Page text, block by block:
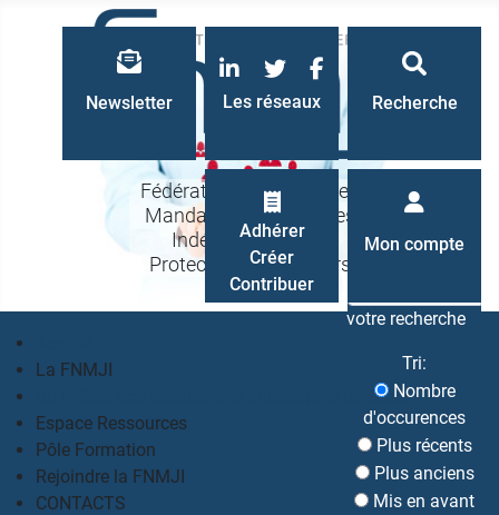
Fédération Nationale des
Mandataires Judiciaires
Indépendants à la
Protection des Majeurs
La FNMJI
Un métier, des valeurs, une philosophie partagés
Espace Ressources
Pôle Formation
Rejoindre la FNMJI
CONTACTS
Recherche
Recherche
votre recherche
Tri:
Nombre
d'occurences
Plus récents
Plus anciens
Mis en avant
Les réseaux
LinkedInTwitterFacebook
Newsletter
Mon compte
Adhérer
Créer
Contribuer